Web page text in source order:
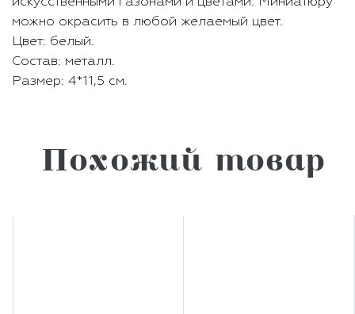
можно окрасить в любой желаемый цвет.
Цвет: белый.
Состав: металл.
Размер: 4*11,5 см.
Похожий товар